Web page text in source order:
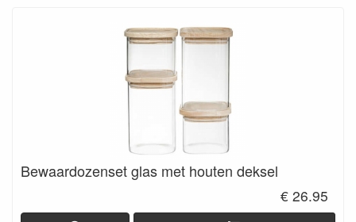
Bewaardozenset glas met houten deksel
€ 26.95